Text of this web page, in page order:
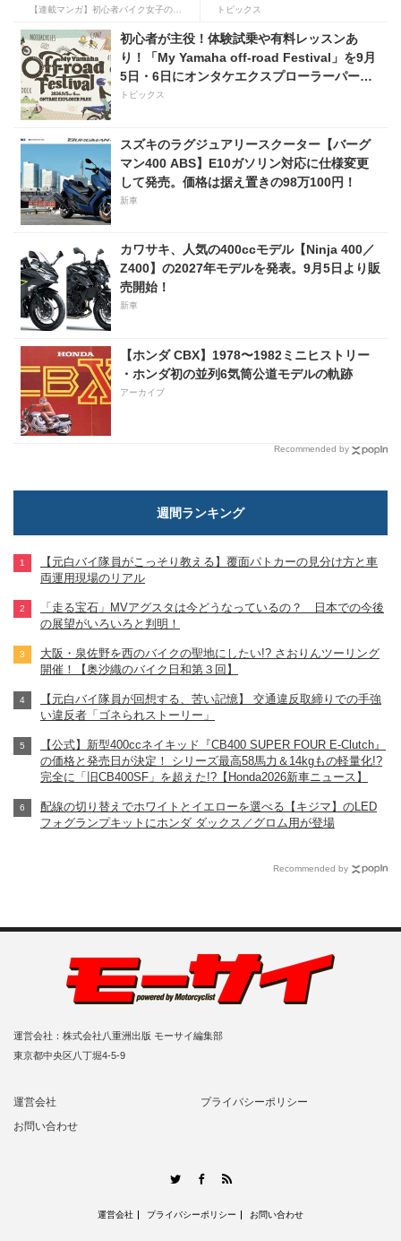
から始める起死回生日記
回】
トピックス
初心者が主役！体験試乗や有料レッスンあ
り！「My Yamaha off-road Festival」を9月
5日・6日にオンタケエクスプローラーパーク
で実施！
トピックス
スズキのラグジュアリースクーター【バーグ
マン400 ABS】E10ガソリン対応に仕様変更
して発売。価格は据え置きの98万100円！
新車
カワサキ、人気の400ccモデル【Ninja 400／
Z400】の2027年モデルを発表。9月5日より販
売開始！
新車
【ホンダ CBX】1978〜1982ミニヒストリー
・ホンダ初の並列6気筒公道モデルの軌跡
アーカイブ
Recommended by
週間ランキング
【元白バイ隊員がこっそり教える】覆面パトカーの見分け方と車
両運用現場のリアル
「走る宝石」MVアグスタは今どうなっているの？ 日本での今後
の展望がいろいろと判明！
大阪・泉佐野を西のバイクの聖地にしたい!? さおりんツーリング
開催！【奥沙織のバイク日和第３回】
【元白バイ隊員が回想する、苦い記憶】 交通違反取締りでの手強
い違反者「ゴネられストーリー」
【公式】新型400ccネイキッド『CB400 SUPER FOUR E-Clutch』
の価格と発売日が決定！ シリーズ最高58馬力＆14kgもの軽量化!?
完全に「旧CB400SF」を超えた!?【Honda2026新車ニュース】
配線の切り替えでホワイトとイエローを選べる【キジマ】のLED
フォグランプキットにホンダ ダックス／グロム用が登場
Recommended by
運営会社：株式会社八重洲出版 モーサイ編集部
東京都中央区八丁堀4-5-9
運営会社
プライバシーポリシー
お問い合わせ
TwitterFacebook
運営会社 プライバシーポリシー お問い合わせ